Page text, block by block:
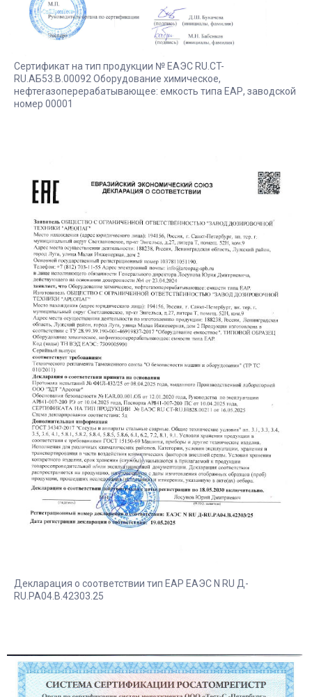
Сертификат на тип продукции № ЕАЭС RU.CT-
RU.AБ53.B.00092 Оборудование химическое,
нефтеrазоперерабатывающее: емкость типа ЕАР, заводской
номер 00001
Декларация о соответствии тип ЕАР ЕАЭС N RU Д-
RU.PA04.B.42303.25